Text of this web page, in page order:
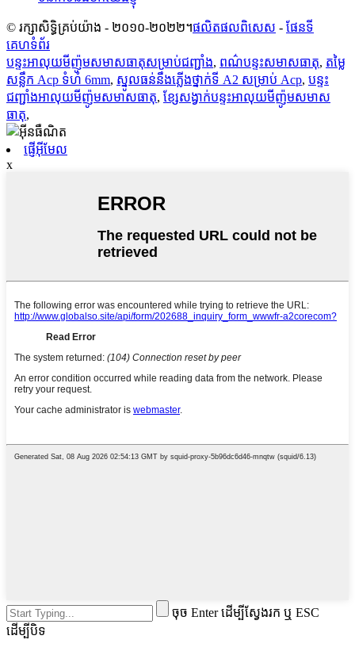
© រក្សាសិទ្ធិគ្រប់យ៉ាង - ២០១០-២០២២។ផលិតផលពិសេស - ផែនទី
គេហទំព័រ
បន្ទះអាលុយមីញ៉ូមសមាសធាតុសម្រាប់ជញ្ជាំង, ពណ៌បន្ទះសមាសធាតុ, តម្លៃ
សន្លឹក Acp ទំហំ 6mm, ស្នូលធន់នឹងភ្លើងថ្នាក់ទី A2 សម្រាប់ Acp, បន្ទះ
ជញ្ជាំងអាលុយមីញ៉ូមសមាសធាតុ, ខ្សែសង្វាក់បន្ទះអាលុយមីញ៉ូមសមាស
ធាតុ,
ផ្ញើអ៊ីមែល
x
ចុច Enter ដើម្បីស្វែងរក ឬ ESC
ដើម្បីបិទ